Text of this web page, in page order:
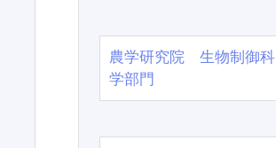
農学研究院 生物制御科
学部門